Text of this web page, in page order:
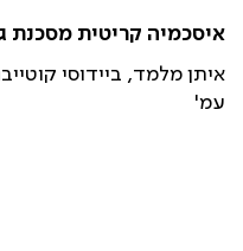
איסכמיה קריטית מסכנת
איתן מלמד, ביידוסי
עמ'